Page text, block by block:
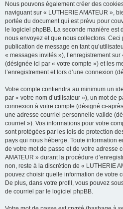
Nous pouvons également créer des
naviguant sur « LUTHERIE AMATEUR »,
portée du document qui est prévu pour
le logiciel phpBB. La seconde manière est
nous envoyez et que nous collectons. Ceci
publication de message en tant
« messages invités »), l’enregistrement sur
(désignée ici par « votre compte ») et les
l’enregistrement et lors d’une connexion
Votre compte contiendra au minimum un
par « votre nom d’utilisateur »), un mot de
connexion à votre compte (désigné ci-
une adresse courriel personnelle valide
courriel »). Vos informations pour votre
sont protégées par les lois de protection
pays qui nous héberge. Toute information
de votre mot de passe et de votre adresse
AMATEUR » durant la procédure
non, reste à la discrétion de « LUTHERIE
pouvez choisir quelle information de votre
De plus, dans votre profil, vous pouvez
de courriel par le logiciel phpBB.